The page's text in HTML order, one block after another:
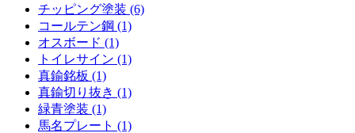
チッピング塗装 (6)
コールテン鋼 (1)
オスボード (1)
トイレサイン (1)
真鍮銘板 (1)
真鍮切り抜き (1)
緑青塗装 (1)
馬名プレート (1)